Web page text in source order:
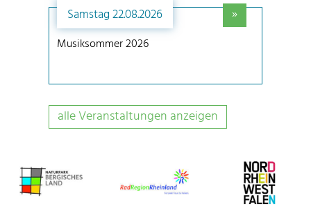
Samstag 22.08.2026
Musiksommer 2026
»
alle Veranstaltungen anzeigen